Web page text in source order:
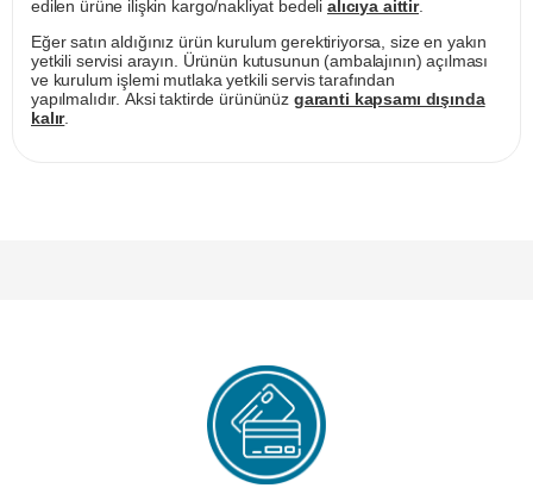
edilen ürüne ilişkin kargo/nakliyat bedeli alıcıya aittir.
Eğer satın aldığınız ürün kurulum gerektiriyorsa, size en yakın
yetkili servisi arayın. Ürünün kutusunun (ambalajının) açılması
ve kurulum işlemi mutlaka yetkili servis tarafından
yapılmalıdır. Aksi taktirde ürününüz garanti kapsamı dışında
kalır.